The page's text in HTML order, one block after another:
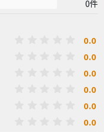
0件
0.0
0.0
0.0
0.0
0.0
0.0